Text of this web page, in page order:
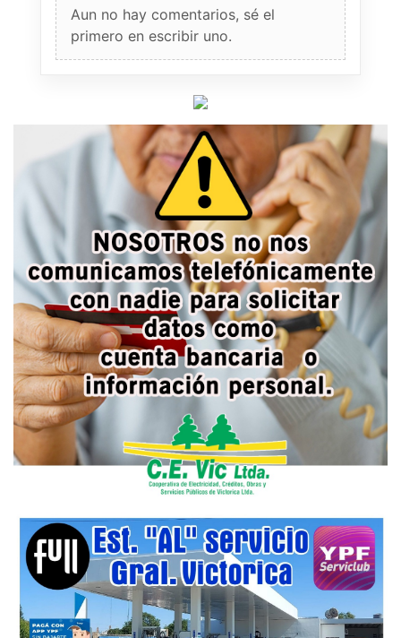
Aun no hay comentarios, sé el
primero en escribir uno.